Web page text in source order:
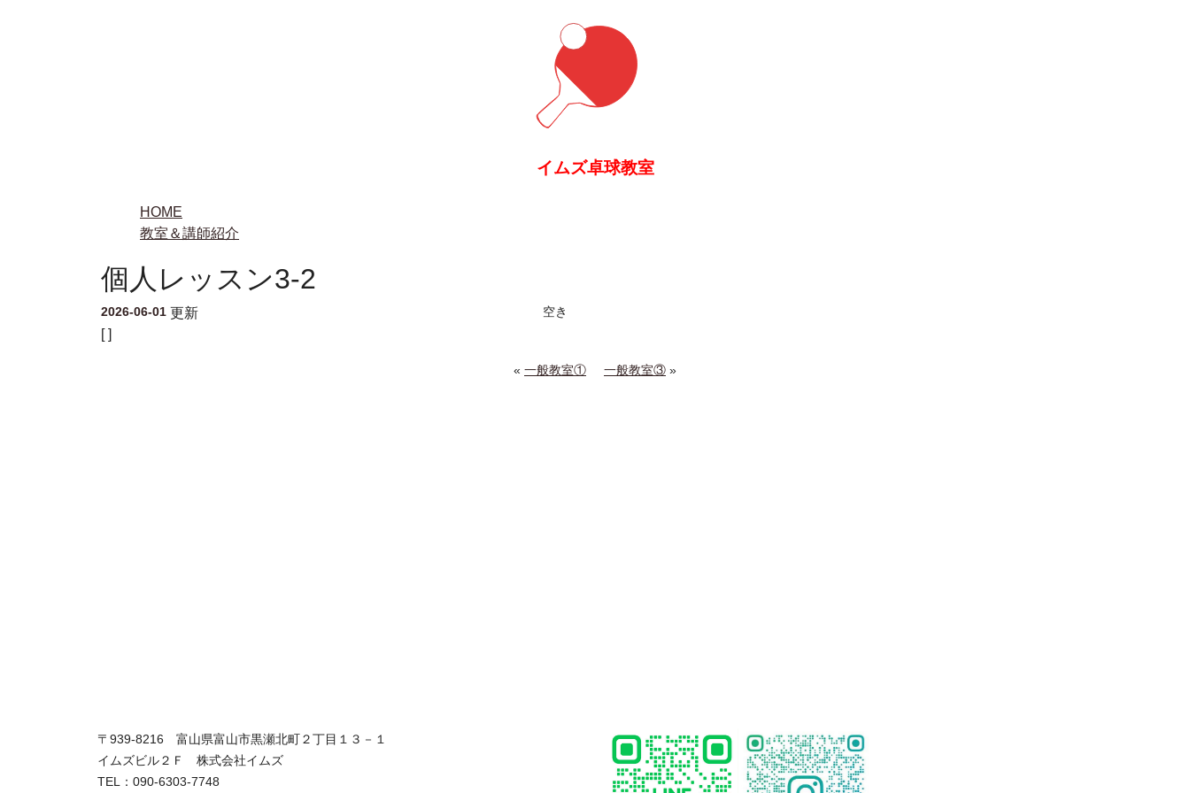
イムズ卓球教室
HOME
教室＆講師紹介
個人レッスン3-2
2026-06-01 更新
[ ]
空き
« 一般教室① 一般教室③ »
〒939-8216 富山県富山市黒瀬北町２丁目１３－１
イムズビル２Ｆ 株式会社イムズ
TEL：090-6303-7748